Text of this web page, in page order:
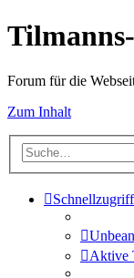
Forum für die
Zum Inhalt
Schnellzugriff
Aktive